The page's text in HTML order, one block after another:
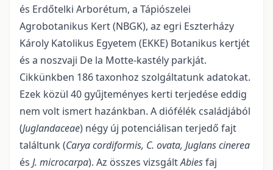
és Erdőtelki Arborétum, a Tápiósze­lei
Agrobotanikus Kert (NBGK), az egri Eszterházy
Károly Katolikus Egyetem (EKKE) Botanikus kertjét
és a noszvaji De la Motte-kastély parkját.
Cikkünkben 186 taxonhoz szolgáltatunk adatokat.
Ezek közül 40 gyűjteményes kerti terjedése eddig
nem volt ismert hazánkban. A diófélék családjából
(Juglandace­ae) négy új potenciálisan terjedő fajt
találtunk (Carya cordiformis, C. ovata, Juglans cinerea
és J. micro­carpa). Az összes vizsgáltAbiesfaj